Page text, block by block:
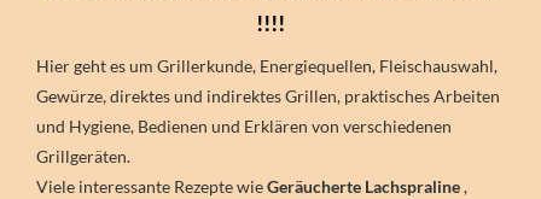
!!!!
Hier geht es um Grillerkunde, Energiequellen, Fleischauswahl,
Gewürze, direktes und indirektes Grillen, praktisches Arbeiten
und Hygiene, Bedienen und Erklären von verschiedenen
Grillgeräten.
Viele interessante Rezepte wieGeräucherte Lachspraline,